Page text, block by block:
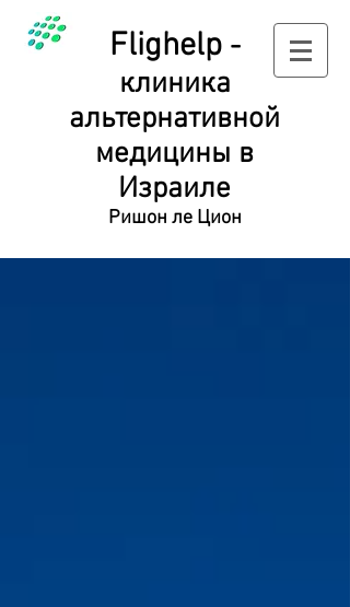
Flighelp-
клиника
альтернативной
медицины в
Израиле
Ришон ле Цион